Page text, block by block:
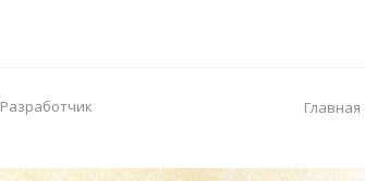
Разработчик
Главная